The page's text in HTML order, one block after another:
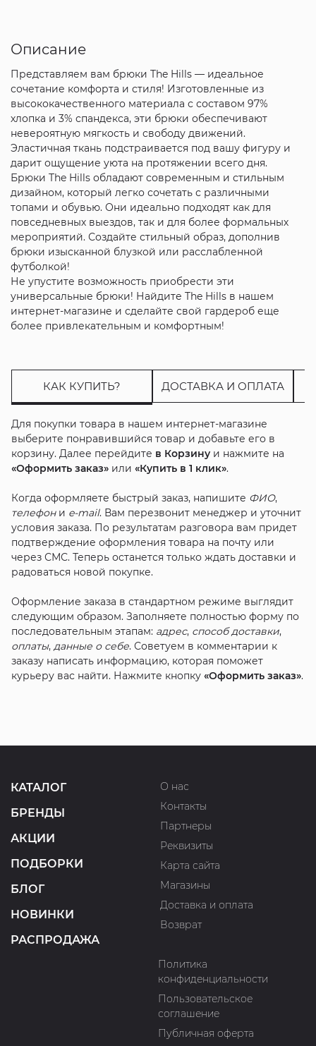
Описание
Представляем вам брюки The Hills — идеальное
сочетание комфорта и стиля! Изготовленные из
высококачественного материала с составом 97%
хлопка и 3% спандекса, эти брюки обеспечивают
невероятную мягкость и свободу движений.
Эластичная ткань подстраивается под вашу фигуру и
дарит ощущение уюта на протяжении всего дня.
Брюки The Hills обладают современным и стильным
дизайном, который легко сочетать с различными
топами и обувью. Они идеально подходят как для
повседневных выездов, так и для более формальных
мероприятий. Создайте стильный образ, дополнив
брюки изысканной блузкой или расслабленной
футболкой!
Не упустите возможность приобрести эти
универсальные брюки! Найдите The Hills в нашем
интернет-магазине и сделайте свой гардероб еще
более привлекательным и комфортным!
КАК КУПИТЬ? ДОСТАВКА И ОПЛАТА
Для покупки товара в нашем интернет-магазине
выберите понравившийся товар и добавьте его в
корзину. Далее перейдите в Корзинуи нажмите на
«Оформить заказ»или «Купить в 1 клик».
Когда оформляете быстрый заказ, напишите ФИО,
телефони e-mail. Вам перезвонит менеджер и уточнит
условия заказа. По результатам разговора вам придет
подтверждение оформления товара на почту или
через СМС. Теперь останется только ждать доставки и
радоваться новой покупке.
Оформление заказа в стандартном режиме выглядит
следующим образом. Заполняете полностью форму по
последовательным этапам: адрес, способ доставки,
оплаты, данные о себе. Советуем в комментарии к
заказу написать информацию, которая поможет
курьеру вас найти. Нажмите кнопку «Оформить заказ».
КАТАЛОГ
БРЕНДЫ
АКЦИИ
ПОДБОРКИ
БЛОГ
НОВИНКИ
РАСПРОДАЖА
О нас
Контакты
Партнеры
Реквизиты
Карта сайта
Магазины
Доставка и оплата
Возврат
Политика
конфиденциальности
Пользовательское
соглашение
Публичная оферта